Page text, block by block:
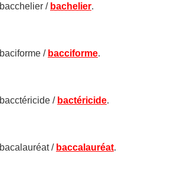
bacchelier / bachelier.
baciforme / bacciforme.
bacctéricide / bactéricide.
bacalauréat / baccalauréat.